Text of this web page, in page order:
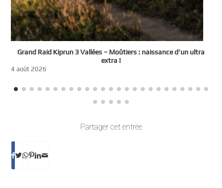
Grand Raid Kiprun 3 Vallées – Moûtiers : naissance d’un ultra
extra !
4 août 2026
Partager cet entrée